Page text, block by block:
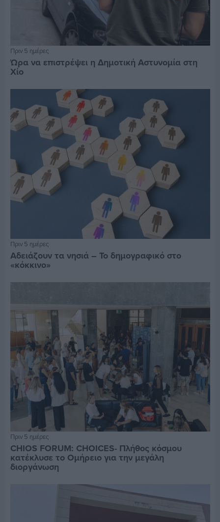
Πριν 5 ημέρες
Ώρα να επιστρέψει η Δημοτική Αστυνομία στη
Χίο
Πριν 5 ημέρες
Αδειάζουν τα νησιά – Το δημογραφικό στο
«κόκκινο»
Πριν 5 ημέρες
CHIOS FORUM: CHOICES- Πλήθος κόσμου
κατέκλυσε το Ομήρειο για την μεγάλη
διοργάνωση